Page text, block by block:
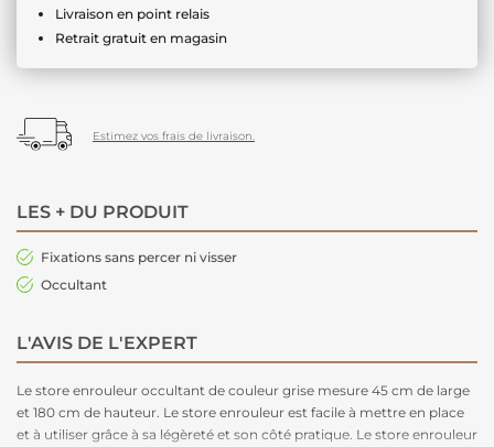
Livraison en point relais
Retrait gratuit en magasin
Estimez vos frais de livraison.
LES + DU PRODUIT
Fixations sans percer ni visser
Occultant
L'AVIS DE L'EXPERT
Le store enrouleur occultant de couleur grise mesure 45 cm de large
et 180 cm de hauteur. Le store enrouleur est facile à mettre en place
et à utiliser grâce à sa légèreté et son côté pratique. Le store enrouleur